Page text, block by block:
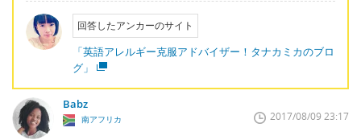
回答したアンカーのサイト
「英語アレルギー克服アドバイザー！タナカミカのブロ
グ」
Babz
南アフリカ 2017/08/09 23:17